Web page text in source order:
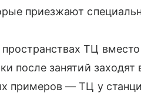
приезжают
ТЦ
после занятий
примеров — ТЦ у